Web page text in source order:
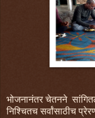
भोजनानंतर चेतनने
निश्चितच सर्वांसाठीच